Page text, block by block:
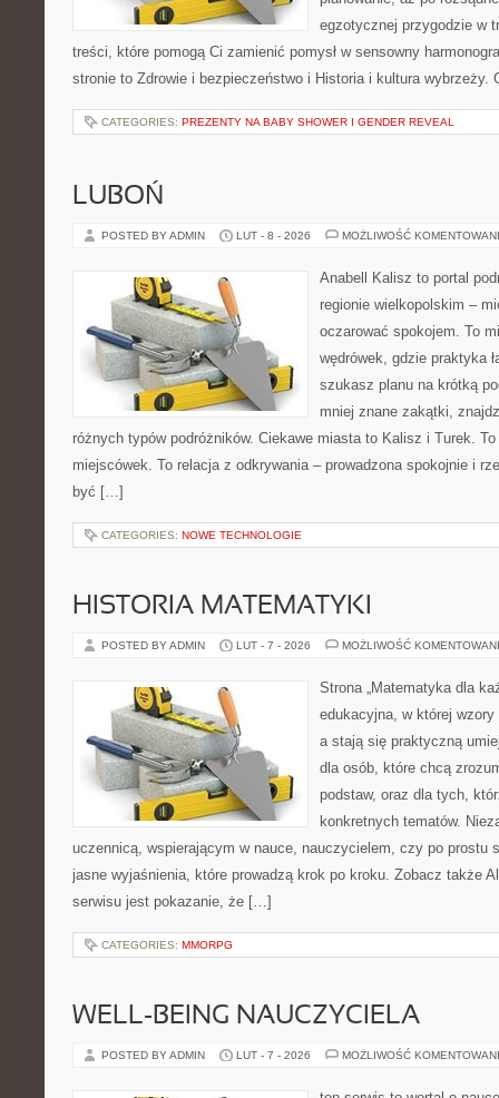
egzotycznej przygodzie w
treści, które pomogą Ci zamienić pomysł w sensowny
stronie to Zdrowie i bezpieczeństwo i Historia i kultura wybrzeży.
CATEGORIES: PREZENTY NA BABY SHOWER I GENDER REVEAL
LUBOŃ
POSTED BY ADMIN LUT - 8 - 2026 MOŻLIWOŚĆ
Anabell Kalisz to portal
regionie wielkopolskim –
oczarować spokojem. To
wędrówek, gdzie praktyka
szukasz planu na krótką
mniej znane zakątki,
różnych typów podróżników. Ciekawe miasta to Kalisz i Turek.
miejscówek. To relacja z odkrywania – prowadzona spokojnie i
być […]
CATEGORIES: NOWE TECHNOLOGIE
HISTORIA MATEMATYKI
POSTED BY ADMIN LUT - 7 - 2026 MOŻLIWOŚĆ
Strona „Matematyka dla
edukacyjna, w której
a stają się praktyczną
dla osób, które chcą
podstaw, oraz dla tych,
konkretnych tematów.
uczennicą, wspierającym w nauce, nauczycielem, czy po prostu
jasne wyjaśnienia, które prowadzą krok po kroku. Zobacz także
serwisu jest pokazanie, że […]
CATEGORIES: MMORPG
WELL-BEING NAUCZYCIELA
POSTED BY ADMIN LUT - 7 - 2026 MOŻLIWOŚĆ